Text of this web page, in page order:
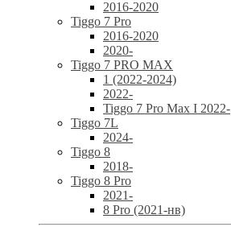
2016-2020
Tiggo 7 Pro
2016-2020
2020-
Tiggo 7 PRO MAX
1 (2022-2024)
2022-
Tiggo 7 Pro Max I 2022-
Tiggo 7L
2024-
Tiggo 8
2018-
Tiggo 8 Pro
2021-
8 Pro (2021-нв)